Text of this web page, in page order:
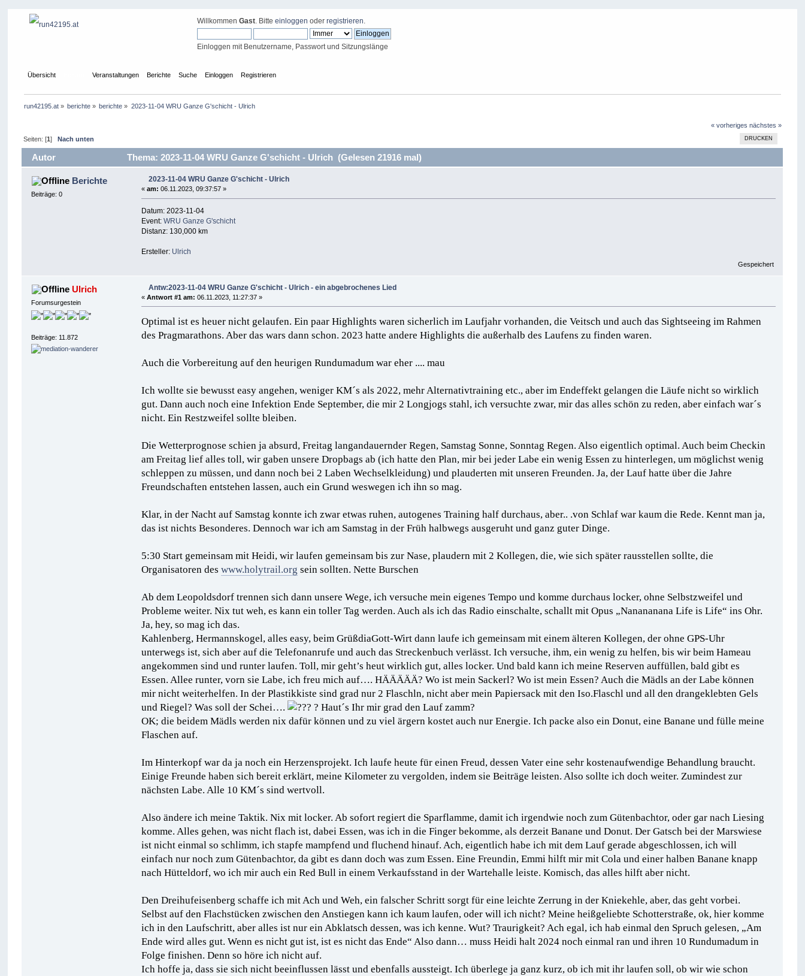
WillkommenGast. Bitteeinloggen oderregistrieren.
Einloggen mit Benutzername, Passwort und Sitzungslänge
Übersicht Veranstaltungen Berichte Suche Einloggen Registrieren
run42195.at» berichte » berichte » 2023-11-04 WRU Ganze G'schicht - Ulrich
« vorheriges nächstes »
DRUCKEN
Seiten: [1] Nach unten
Autor Thema: 2023-11-04 WRU Ganze G'schicht - Ulrich (Gelesen 21916 mal)
Berichte
Beiträge: 0
2023-11-04 WRU Ganze G'schicht - Ulrich
«am: 06.11.2023, 09:37:57 »
Datum: 2023-11-04
Event:WRU Ganze G'schicht
Distanz: 130,000 km
Ersteller: Ulrich
Gespeichert
Ulrich
Forumsurgestein
Beiträge: 11.872
Antw:2023-11-04 WRU Ganze G'schicht - Ulrich - ein abgebrochenes Lied
«Antwort #1 am: 06.11.2023, 11:27:37 »
Optimal ist es heuer nicht gelaufen. Ein paar Highlights waren sicherlich im Laufjahr vorhanden, die Veitsch und auch das Sightseeing im Rahmen
des Pragmarathons. Aber das wars dann schon. 2023 hatte andere Highlights die außerhalb des Laufens zu finden waren.
Auch die Vorbereitung auf den heurigen Rundumadum war eher .... mau
Ich wollte sie bewusst easy angehen, weniger KM´s als 2022, mehr Alternativtraining etc., aber im Endeffekt gelangen die Läufe nicht so wirklich
gut. Dann auch noch eine Infektion Ende September, die mir 2 Longjogs stahl, ich versuchte zwar, mir das alles schön zu reden, aber einfach war´s
nicht. Ein Restzweifel sollte bleiben.
Die Wetterprognose schien ja absurd, Freitag langandauernder Regen, Samstag Sonne, Sonntag Regen. Also eigentlich optimal. Auch beim Checkin
am Freitag lief alles toll, wir gaben unsere Dropbags ab (ich hatte den Plan, mir bei jeder Labe ein wenig Essen zu hinterlegen, um möglichst wenig
schleppen zu müssen, und dann noch bei 2 Laben Wechselkleidung) und plauderten mit unseren Freunden. Ja, der Lauf hatte über die Jahre
Freundschaften entstehen lassen, auch ein Grund weswegen ich ihn so mag.
Klar, in der Nacht auf Samstag konnte ich zwar etwas ruhen, autogenes Training half durchaus, aber.. .von Schlaf war kaum die Rede. Kennt man ja,
das ist nichts Besonderes. Dennoch war ich am Samstag in der Früh halbwegs ausgeruht und ganz guter Dinge.
5:30 Start gemeinsam mit Heidi, wir laufen gemeinsam bis zur Nase, plaudern mit 2 Kollegen, die, wie sich später rausstellen sollte, die
Organisatoren deswww.holytrail.org sein sollten. Nette Burschen
Ab dem Leopoldsdorf trennen sich dann unsere Wege, ich versuche mein eigenes Tempo und komme durchaus locker, ohne Selbstzweifel und
Probleme weiter. Nix tut weh, es kann ein toller Tag werden. Auch als ich das Radio einschalte, schallt mit Opus „Nanananana Life is Life“ ins Ohr.
Ja, hey, so mag ich das.
Kahlenberg, Hermannskogel, alles easy, beim GrüßdiaGott-Wirt dann laufe ich gemeinsam mit einem älteren Kollegen, der ohne GPS-Uhr
unterwegs ist, sich aber auf die Telefonanrufe und auch das Streckenbuch verlässt. Ich versuche, ihm, ein wenig zu helfen, bis wir beim Hameau
angekommen sind und runter laufen. Toll, mir geht’s heut wirklich gut, alles locker. Und bald kann ich meine Reserven auffüllen, bald gibt es
Essen. Allee runter, vorn sie Labe, ich freu mich auf…. HÄÄÄÄÄ? Wo ist mein Sackerl? Wo ist mein Essen? Auch die Mädls an der Labe können
mir nicht weiterhelfen. In der Plastikkiste sind grad nur 2 Flaschln, nicht aber mein Papiersack mit den Iso.Flaschl und all den drangeklebten Gels
und Riegel? Was soll der Schei….
? Haut´s Ihr mir grad den Lauf zamm?
OK; die beidem Mädls werden nix dafür können und zu viel ärgern kostet auch nur Energie. Ich packe also ein Donut, eine Banane und fülle meine
Flaschen auf.
Im Hinterkopf war da ja noch ein Herzensprojekt. Ich laufe heute für einen Freud, dessen Vater eine sehr kostenaufwendige Behandlung braucht.
Einige Freunde haben sich bereit erklärt, meine Kilometer zu vergolden, indem sie Beiträge leisten. Also sollte ich doch weiter. Zumindest zur
nächsten Labe. Alle 10 KM´s sind wertvoll.
Also ändere ich meine Taktik. Nix mit locker. Ab sofort regiert die Sparflamme, damit ich irgendwie noch zum Gütenbachtor, oder gar nach Liesing
komme. Alles gehen, was nicht flach ist, dabei Essen, was ich in die Finger bekomme, als derzeit Banane und Donut. Der Gatsch bei der Marswiese
ist nicht einmal so schlimm, ich stapfe mampfend und fluchend hinauf. Ach, eigentlich habe ich mit dem Lauf gerade abgeschlossen, ich will
einfach nur noch zum Gütenbachtor, da gibt es dann doch was zum Essen. Eine Freundin, Emmi hilft mir mit Cola und einer halben Banane knapp
nach Hütteldorf, wo ich mir auch ein Red Bull in einem Verkaufsstand in der Wartehalle leiste. Komisch, das alles hilft aber nicht.
Den Dreihufeisenberg schaffe ich mit Ach und Weh, ein falscher Schritt sorgt für eine leichte Zerrung in der Kniekehle, aber, das geht vorbei.
Selbst auf den Flachstücken zwischen den Anstiegen kann ich kaum laufen, oder will ich nicht? Meine heißgeliebte Schotterstraße, ok, hier komme
ich in den Laufschritt, aber alles ist nur ein Abklatsch dessen, was ich kenne. Wut? Traurigkeit? Ach egal, ich hab einmal den Spruch gelesen, „Am
Ende wird alles gut. Wenn es nicht gut ist, ist es nicht das Ende“ Also dann… muss Heidi halt 2024 noch einmal ran und ihren 10 Rundumadum in
Folge finishen. Denn so höre ich nicht auf.
Ich hoffe ja, dass sie sich nicht beeinflussen lässt und ebenfalls aussteigt. Ich überlege ja ganz kurz, ob ich mit ihr laufen soll, ob wir wie schon